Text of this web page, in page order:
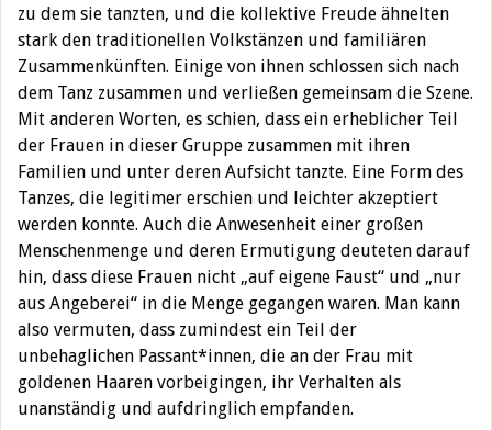
zu dem sie tanzten, und die kollektive Freude ähnelten
stark den traditionellen Volkstänzen und familiären
Zusammenkünften. Einige von ihnen schlossen sich nach
dem Tanz zusammen und verließen gemeinsam die Szene.
Mit anderen Worten, es schien, dass ein erheblicher Teil
der Frauen in dieser Gruppe zusammen mit ihren
Familien und unter deren Aufsicht tanzte. Eine Form des
Tanzes, die legitimer erschien und leichter akzeptiert
werden konnte. Auch die Anwesenheit einer großen
Menschenmenge und deren Ermutigung deuteten darauf
hin, dass diese Frauen nicht „auf eigene Faust“ und „nur
aus Angeberei“ in die Menge gegangen waren. Man kann
also vermuten, dass zumindest ein Teil der
unbehaglichen Passant*innen, die an der Frau mit
goldenen Haaren vorbeigingen, ihr Verhalten als
unanständig und aufdringlich empfanden.